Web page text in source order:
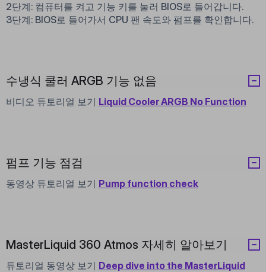
2단계: 컴퓨터를 켜고 기능 키를 눌러 BIOS로 들어갑니다.
3단계: BIOS로 들어가서 CPU 팬 속도와 펌프를 확인합니다.
수냉식 쿨러 ARGB 기능 없음
비디오 튜토리얼 보기 Liquid Cooler ARGB No Function
펌프 기능 점검
동영상 튜토리얼 보기 Pump function check
MasterLiquid 360 Atmos 자세히 알아보기
튜토리얼 동영상 보기 Deep dive into the MasterLiquid